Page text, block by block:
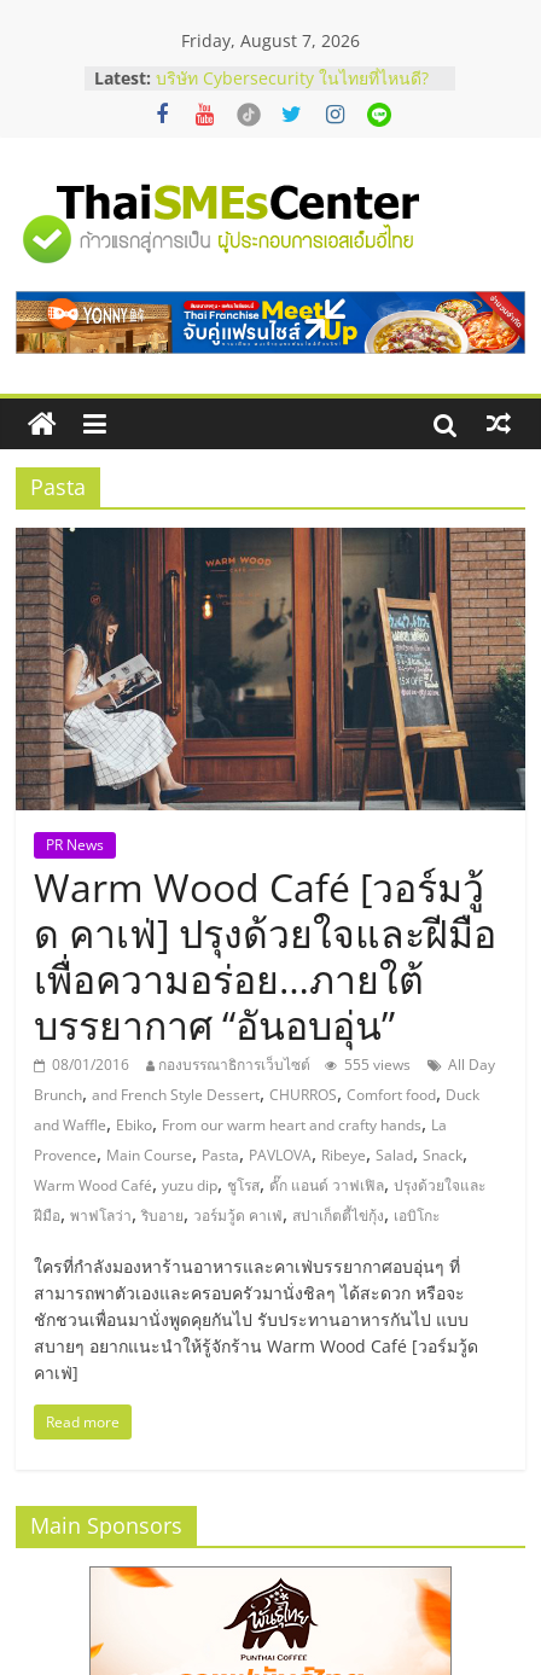
Friday, August 7, 2026
Latest: บริษัท Cybersecurity ในไทยที่ไหนดี?
วิธีเลือกผู้ให้บริการให้คุ้มค่าและตอบ
โจทย์ธุรกิจ
สัมมนาออนไลน์ โอกาสบริหารสถานี
บริการน้ำมัน Shell
สัมมนาลงทุน แฟรนไชส์ยอนนี่
ไชส์ ครั้งที่ 8
ร้านเครื่องเสียงคุณภาพสูง พร้อม
โซลูชันระบบภาพและเสียง
"ศูนย์
รวม
ข้อมูล
ธุรกิจ
SME
แห่ง
ประเทศไทย,
ThaiSMEsCenter,
รวม
ธุรกิจ
เอ
ส
เอ็
มอี
ไทย,
SMEs,
แฟ
รน
ไชส์,
ที่
ปรึกษา
แฟ
Pasta
PR News
Warm Wood Café [วอร์มวู้
ด คาเฟ่] ปรุงด้วยใจและฝีมือ
เพื่อความอร่อย…ภายใต้
บรรยากาศ “อันอบอุ่น”
08/01/2016 กองบรรณาธิการเว็บไซต์ 555 views
All Day
Brunch,and French Style Dessert,CHURROS,Comfort food, Duck
and Waffle, Ebiko, From our warm heart and crafty hands, La
Provence, Main Course, Pasta, PAVLOVA, Ribeye,Salad,Snack,
Warm Wood Café,yuzu dip, ชูโรส, ดั๊ก แอนด์ วาฟเฟิล,ปรุงด้วยใจและ
ฝีมือ,พาฟโลว่า,ริบอาย, วอร์มวู้ด คาเฟ่, สปาเก็ตตี้ไข่กุ้ง, เอบิโกะ
ใครที่กำลังมองหาร้านอาหารและคาเฟ่บรรยากาศอบอุ่นๆ ที่
สามารถพาตัวเองและครอบครัวมานั่งชิลๆ ได้สะดวก หรือจะ
ชักชวนเพื่อนมานั่งพูดคุยกันไป รับประทานอาหารกันไป แบบ
สบายๆ อยากแนะนำให้รู้จักร้าน Warm Wood Café [วอร์มวู้ด
คาเฟ่]
Read more
Main Sponsors